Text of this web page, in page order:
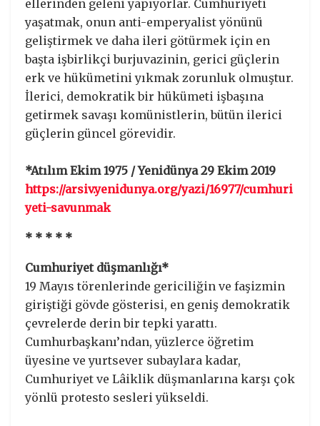
ellerinden geleni yapıyorlar. Cumhuriyeti
yaşatmak, onun anti-emperyalist yönünü
geliştirmek ve daha ileri götürmek için en
başta işbirlikçi burjuvazinin, gerici güçlerin
erk ve hükümetini yıkmak zorunluk olmuştur.
İlerici, demokratik bir hükümeti işbaşına
getirmek savaşı komünistlerin, bütün ilerici
güçlerin güncel görevidir.
*Atılım Ekim 1975 / Yenidünya 29 Ekim 2019
https://arsiv.yenidunya.org/yazi/16977/cumhuri
yeti-savunmak
* * * * *
Cumhuriyet düşmanlığı*
19 Mayıs törenlerinde gericiliğin ve faşizmin
giriştiği gövde gösterisi, en geniş demokratik
çevrelerde derin bir tepki yarattı.
Cumhurbaşkanı’ndan, yüzlerce öğretim
üyesine ve yurtsever subaylara kadar,
Cumhuriyet ve Lâiklik düşmanlarına karşı çok
yönlü protesto sesleri yükseldi.